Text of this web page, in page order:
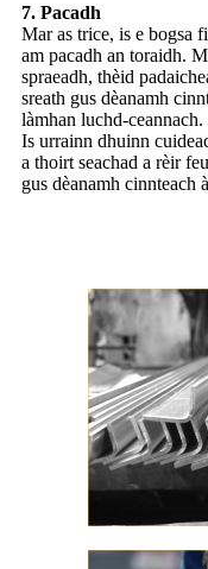
7. Pacadh
Mar as trice, is e bogsa
am pacadh an toraidh.
spraeadh, thèid
sreath gus dèanamh
làmhan luchd-ceannach.
Is urrainn dhuinn
a thoirt seachad a rèir
gus dèanamh cinnteach